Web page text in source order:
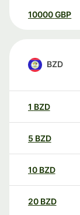
10000 GBP
BZD
1 BZD
5 BZD
10 BZD
20 BZD